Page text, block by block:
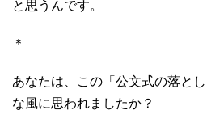
と思うんです。
＊
あなたは、この「公文式の落と
な風に思われましたか？